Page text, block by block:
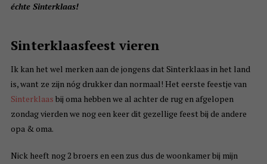
échte Sinterklaas!
Sinterklaasfeest vieren
Ik kan het wel merken aan de jongens dat Sinterklaas in het land
is, want ze zijn nóg drukker dan normaal! Het eerste feestje van
Sinterklaas bij oma hebben we al achter de rug en afgelopen
zondag vierden we nog een keer dit gezellige feest bij de andere
opa & oma.
Nick heeft nog 2 broers en een zus dus de woonkamer bij mijn